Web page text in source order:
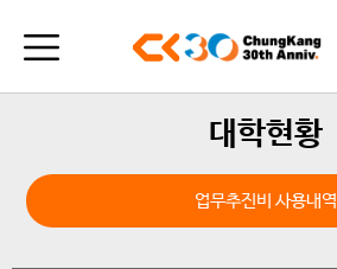
대학현황
업무추진비 사용내역